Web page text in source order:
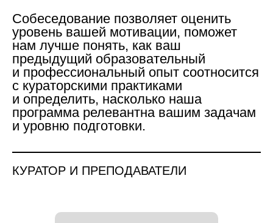
Собеседование позволяет оценить
уровень вашей мотивации, поможет
нам лучше понять, как ваш
предыдущий образовательный
и профессиональный опыт соотносится
с кураторскими практиками
и определить, насколько наша
программа релевантна вашим задачам
и уровню подготовки.
КУРАТОР И ПРЕПОДАВАТЕЛИ
Для клиентов СберБанка есть